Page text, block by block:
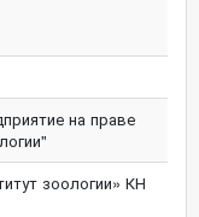
на праве
зоологии» КН